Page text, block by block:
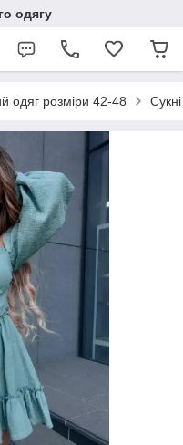
одягу
одяг розміри 42-48 Сукні